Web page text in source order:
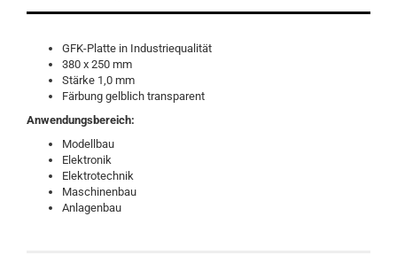
GFK-Platte in Industriequalität
380 x 250 mm
Stärke 1,0 mm
Färbung gelblich transparent
Anwendungsbereich:
Modellbau
Elektronik
Elektrotechnik
Maschinenbau
Anlagenbau